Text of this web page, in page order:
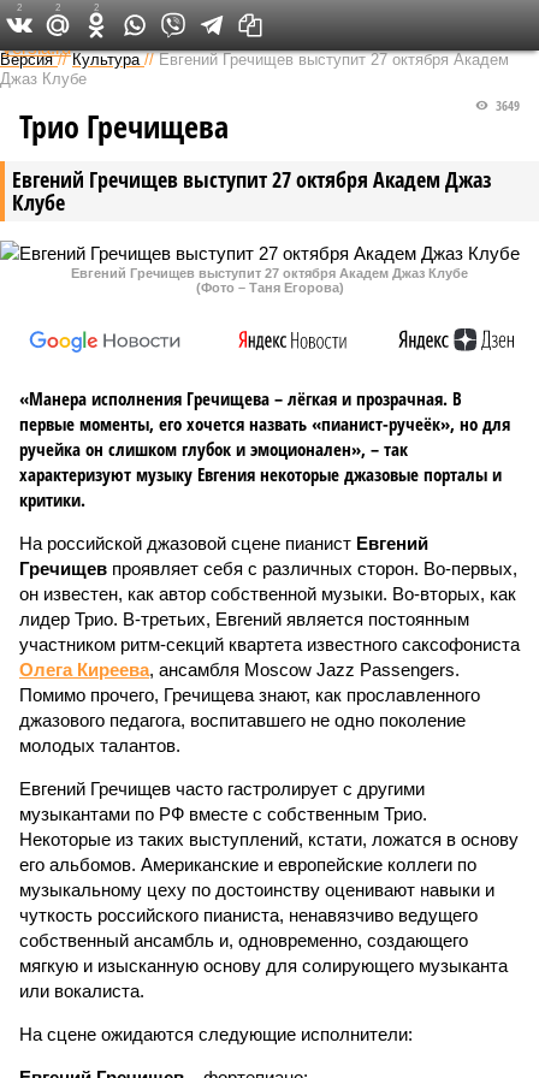
Федеральный выпуск
Версия //Культура //Евгений Гречищев выступит 27 октября Академ
Джаз Клубе
Евгений Гречищев выступит 27 октября Академ Джаз
Клубе
3649
Трио Гречищева
Евгений Гречищев выступит 27 октября Академ Джаз Клубе
(Фото – Таня Егорова)
«Манера исполнения Гречищева – лёгкая и прозрачная. В
первые моменты, его хочется назвать «пианист-ручеёк», но для
ручейка он слишком глубок и эмоционален», – так
характеризуют музыку Евгения некоторые джазовые порталы и
критики.
На российской джазовой сцене пианист Евгений
Гречищев проявляет себя с различных сторон. Во-первых,
он известен, как автор собственной музыки. Во-вторых, как
лидер Трио. В-третьих, Евгений является постоянным
участником ритм-секций квартета известного саксофониста
Олега Киреева, ансамбля Moscow Jazz Passengers.
Помимо прочего, Гречищева знают, как прославленного
джазового педагога, воспитавшего не одно поколение
молодых талантов.
Евгений Гречищев часто гастролирует с другими
музыкантами по РФ вместе с собственным Трио.
Некоторые из таких выступлений, кстати, ложатся в основу
его альбомов. Американские и европейские коллеги по
музыкальному цеху по достоинству оценивают навыки и
чуткость российского пианиста, ненавязчиво ведущего
собственный ансамбль и, одновременно, создающего
мягкую и изысканную основу для солирующего музыканта
или вокалиста.
На сцене ожидаются следующие исполнители:
2 2 2